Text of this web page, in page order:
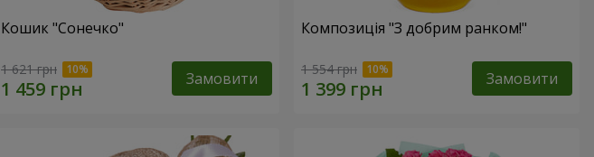
Кошик "Сонечко"
1 621 грн Замовити
Композиція "З добрим ранком!"
1 554 грн Замовити